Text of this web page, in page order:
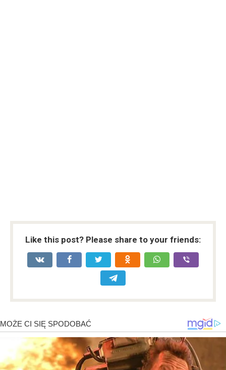
Like this post? Please share to your friends: